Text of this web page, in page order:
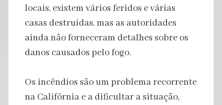
locais, existem vários feridos e várias
casas destruídas, mas as autoridades
ainda não forneceram detalhes sobre os
danos causados pelo fogo.
Os incêndios são um problema recorrente
na Califórnia e a dificultar a situação,